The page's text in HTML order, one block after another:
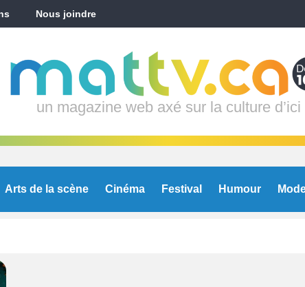
Nous joindre
un magazine web axé sur la culture d’ici
Arts de la scène Cinéma Festival Humour